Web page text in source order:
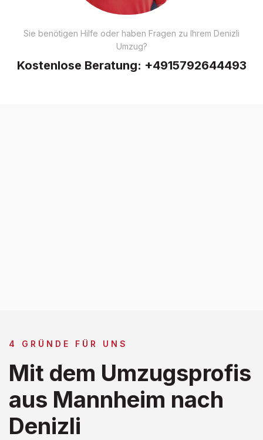
Sie benötigen Hilfe oder haben Fragen zu Ihrem Denizli
Umzug?
Kostenlose Beratung: +4915792644493
4 GRÜNDE FÜR UNS
Mit dem Umzugsprofis
aus Mannheim nach
Denizli